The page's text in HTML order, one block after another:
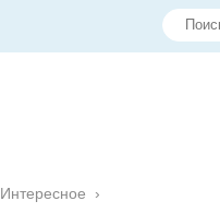
Интересное ›